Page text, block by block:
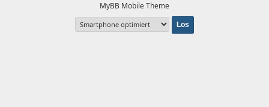
MyBB Mobile Theme